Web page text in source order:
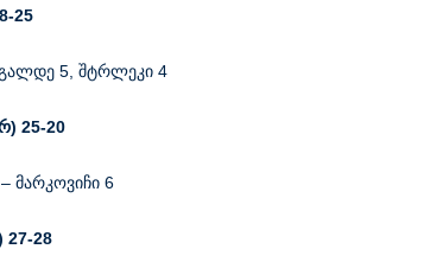
25
5, შტრლეკი 4
) 25-20
მარკოვიჩი 6
27-28